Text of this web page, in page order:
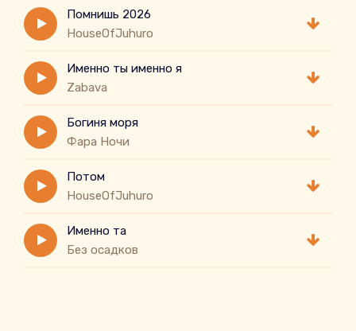
Помнишь 2026
HouseOfJuhuro
Именно ты именно я
Zabava
Богиня моря
Фара Ночи
Потом
HouseOfJuhuro
Именно та
Без осадков